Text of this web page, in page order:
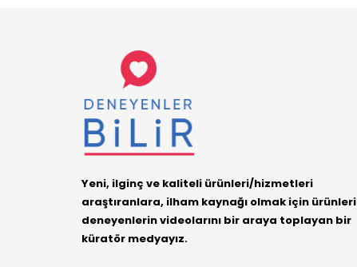
Yeni, ilginç ve kaliteli ürünleri/hizmetleri
araştıranlara, ilham kaynağı olmak için ürünleri
deneyenlerin videolarını bir araya toplayan bir
küratör medyayız.